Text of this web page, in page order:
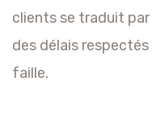
clients se traduit
des délais
faille.